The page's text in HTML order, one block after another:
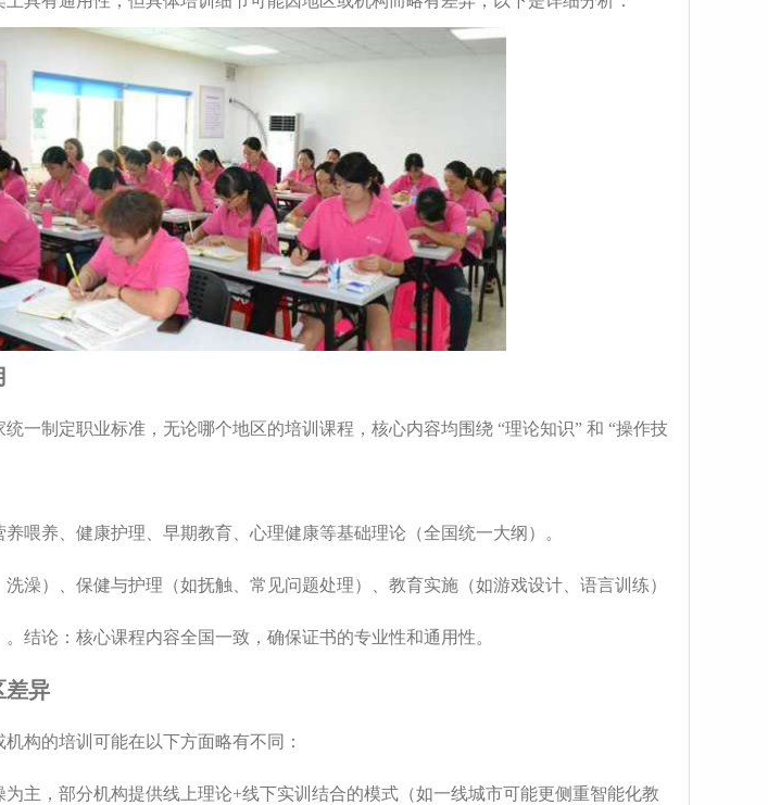
一制定职业标准，无论哪个地区的培训课程，核心内容均围绕 “理论知识” 和 “操作技
喂养、健康护理、早期教育、心理健康等基础理论（全国统一大纲）。
澡）、保健与护理（如抚触、常见问题处理）、教育实施（如游戏设计、语言训练）
结论：核心课程内容全国一致，确保证书的专业性和通用性。
差异
构的培训可能在以下方面略有不同：
主，部分机构提供线上理论+线下实训结合的模式（如一线城市可能更侧重智能化教